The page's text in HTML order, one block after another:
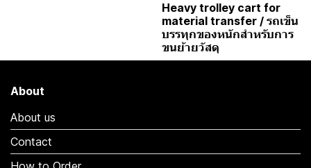
Heavy trolley cart for
material transfer / รถเข็น
บรรทุกของหนักสำหรับการ
ขนย้ายวัสดุ
About
About us
Contact